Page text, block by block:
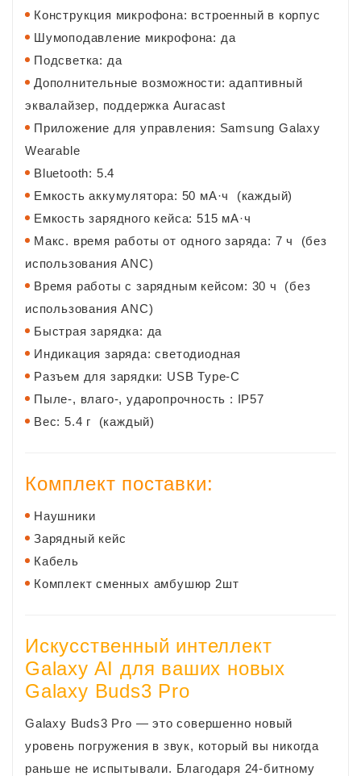
Конструкция микрофона: встроенный в корпус
Шумоподавление микрофона: да
Подсветка: да
Дополнительные возможности: адаптивный
эквалайзер, поддержка Auracast
Приложение для управления: Samsung Galaxy
Wearable
Bluetooth: 5.4
Емкость аккумулятора: 50 мА·ч (каждый)
Емкость зарядного кейса: 515 мА·ч
Макс. время работы от одного заряда: 7 ч (без
использования ANC)
Время работы с зарядным кейсом: 30 ч (без
использования ANC)
Быстрая зарядка: да
Индикация заряда: светодиодная
Разъем для зарядки: USB Type-C
Пыле-, влаго-, ударопрочность : IP57
Вес: 5.4 г (каждый)
Комплект поставки:
Наушники
Зарядный кейс
Кабель
Комплект сменных амбушюр 2шт
Искусственный интеллект
Galaxy AI для ваших новых
Galaxy Buds3 Pro
Galaxy Buds3 Pro — это совершенно новый
уровень погружения в звук, который вы никогда
раньше не испытывали. Благодаря 24-битному